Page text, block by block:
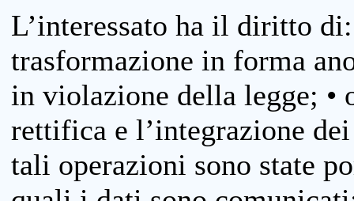
L’interessato ha il diritto
trasformazione in forma
in violazione della legge; •
rettifica e l’integrazione
tali operazioni sono state